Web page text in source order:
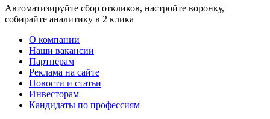
Автоматизируйте сбор откликов, настройте воронку,
собирайте аналитику в 2 клика
О компании
Наши вакансии
Партнерам
Реклама на сайте
Новости и статьи
Инвесторам
Кандидаты по профессиям